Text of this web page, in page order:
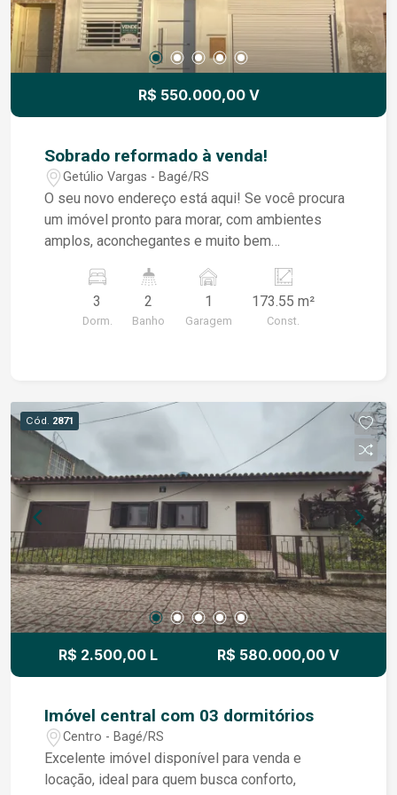
R$ 550.000,00 V
Sobrado reformado à venda!
Getúlio Vargas - Bagé/RS
O seu novo endereço está aqui! Se você procura
um imóvel pronto para morar, com ambientes
amplos, aconchegantes e muito bem
oportunidade! Destaques do imóvel: - 3
dormitórios bem distribuídos; - Sala de estar
perfeita para momentos de lazer; - Sala íntima
com churrasqueira e área de serviço; - Garagem
para 1 veículo. Totalmente reformado e em ótimo
estado de conservação, o imóvel oferece
praticidade, conforto e um ambiente acolhedor
para toda a família. Agende uma visita e venha
conhecer de perto todos os detalhes deste
excelente sobrado. Você vai encontrar o lar que
sempre procurou!
3
Dorm.
2
Banho
1
Garagem
173.55 m²
Const.
Cód. 2871
R$ 2.500,00 L R$ 580.000,00 V
Imóvel central com 03 dormitórios
Centro - Bagé/RS
Excelente imóvel disponível para venda e
locação, ideal para quem busca conforto,